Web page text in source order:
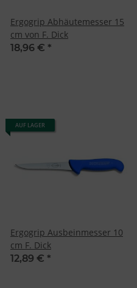
Ergogrip Abhäutemesser 15
cm von F. Dick
18,96 € *
AUF LAGER
Ergogrip Ausbeinmesser 10
cm F. Dick
12,89 € *